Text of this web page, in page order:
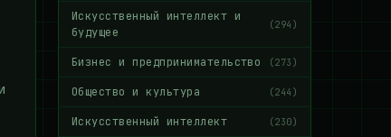
Искусственный интеллект и
будущее
(294)
Бизнес и предпринимательство (273)
Общество и культура (244)
Искусственный интеллект (230)